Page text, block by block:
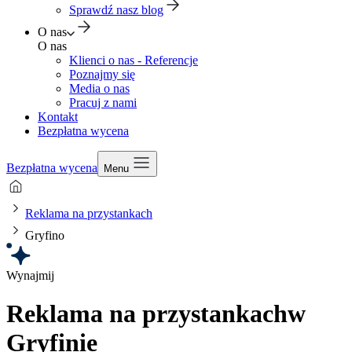
Sprawdź nasz blog
O nas
O nas
Klienci o nas - Referencje
Poznajmy się
Media o nas
Pracuj z nami
Kontakt
Bezpłatna wycena
Bezpłatna wycena Menu
Reklama na przystankach
Gryfino
Wynajmij
Reklama na przystankachw
Gryfinie